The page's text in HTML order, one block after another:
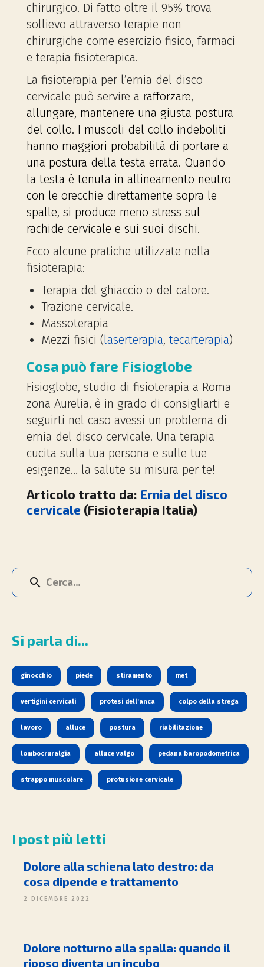
chirurgico. Di fatto oltre il 95% trova
sollievo attraverso terapie non
chirurgiche come esercizio fisico, farmaci
e terapia fisioterapica.
La fisioterapia per l’ernia del disco
cervicale può servire a rafforzare,
allungare, mantenere una giusta postura
del collo. I muscoli del collo indeboliti
hanno maggiori probabilità di portare a
una postura della testa errata. Quando
la testa è tenuta in allineamento neutro
con le orecchie direttamente sopra le
spalle, si produce meno stress sul
rachide cervicale e sui suoi dischi.
Ecco alcune pratiche utilizzate nella
fisioterapia:
Terapia del ghiaccio o del calore.
Trazione cervicale.
Massoterapia
Mezzi fisici (laserterapia, tecarterapia)
Cosa può fare Fisioglobe
Fisioglobe, studio di fisioterapia a Roma
zona Aurelia, è in grado di consigliarti e
seguirti nel caso avessi un problema di
ernia del disco cervicale. Una terapia
cucita sulla tua persona e sulle tue
esigenze… la salute su misura per te!
Articolo tratto da: Ernia del disco
cervicale (Fisioterapia Italia)
Si parla di...
ginocchio piede stiramento met
vertigini cervicali protesi dell'anca colpo della strega
lavoro alluce postura riabilitazione
lombocruralgia alluce valgo pedana baropodometrica
strappo muscolare protusione cervicale
I post più letti
Dolore alla schiena lato destro: da
cosa dipende e trattamento
2 DICEMBRE 2022
Dolore notturno alla spalla: quando il
riposo diventa un incubo